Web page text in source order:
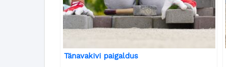
Tänavakivi paigaldus